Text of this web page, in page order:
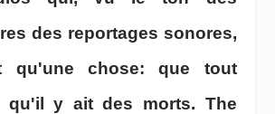
des reportages sonores,
qu'une chose: que tout
qu'il y ait des morts. The